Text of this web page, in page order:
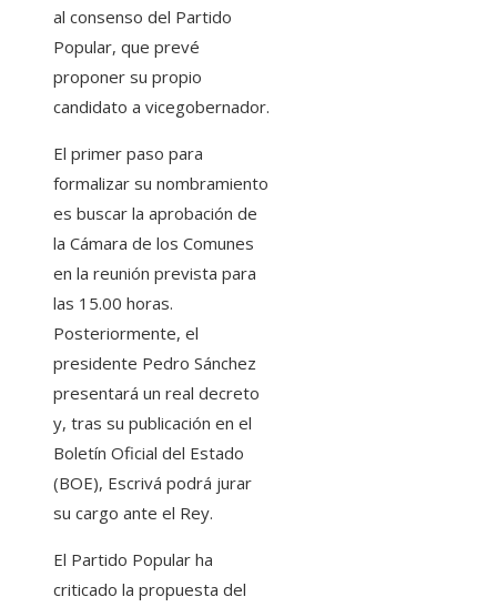
al consenso del Partido
Popular, que prevé
proponer su propio
candidato a vicegobernador.
El primer paso para
formalizar su nombramiento
es buscar la aprobación de
la Cámara de los Comunes
en la reunión prevista para
las 15.00 horas.
Posteriormente, el
presidente Pedro Sánchez
presentará un real decreto
y, tras su publicación en el
Boletín Oficial del Estado
(BOE), Escrivá podrá jurar
su cargo ante el Rey.
El Partido Popular ha
criticado la propuesta del